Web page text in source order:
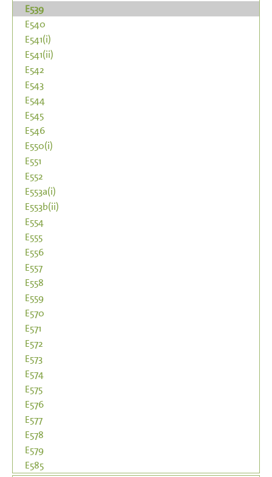
E539
E540
E541(i)
E541(ii)
E542
E543
E544
E545
E546
E550(i)
E551
E552
E553a(i)
E553b(ii)
E554
E555
E556
E557
E558
E559
E570
E571
E572
E573
E574
E575
E576
E577
E578
E579
E585